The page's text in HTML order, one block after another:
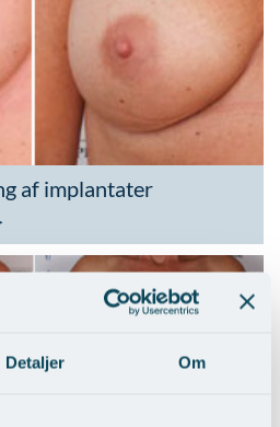
Detaljer Om
af implantater